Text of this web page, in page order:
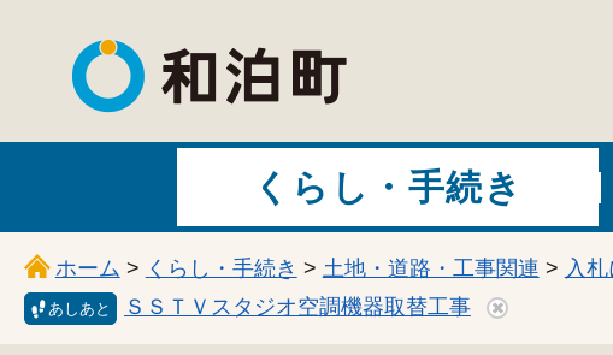
和泊町
くらし・手続き
ホーム > くらし・手続き > 土地・道路・工事関連 > 入
あしあと ＳＳＴＶスタジオ空調機器取替工事